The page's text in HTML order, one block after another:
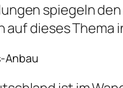
spiegeln
dieses Thema
Anbau